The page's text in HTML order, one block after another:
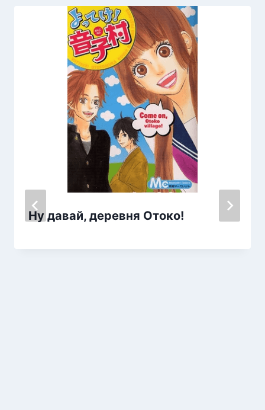
Ну давай, деревня Отоко!